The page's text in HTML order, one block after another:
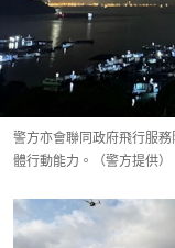
警方亦會聯同政府飛行服
體行動能力。（警方提供）